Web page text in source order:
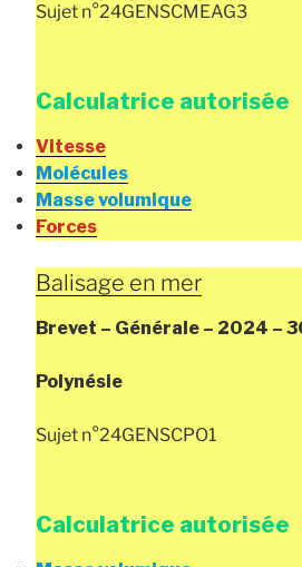
Sujet n°24GENSCMEAG3
Calculatrice autorisée
Vitesse
Molécules
Masse volumique
Forces
Balisage en mer
Brevet – Générale – 2024 –
Polynésie
Sujet n°24GENSCPO1
Calculatrice autorisée